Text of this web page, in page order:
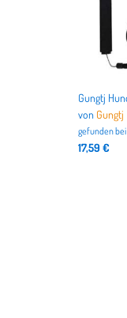
von Gungtj
gefunden bei
17,59 €